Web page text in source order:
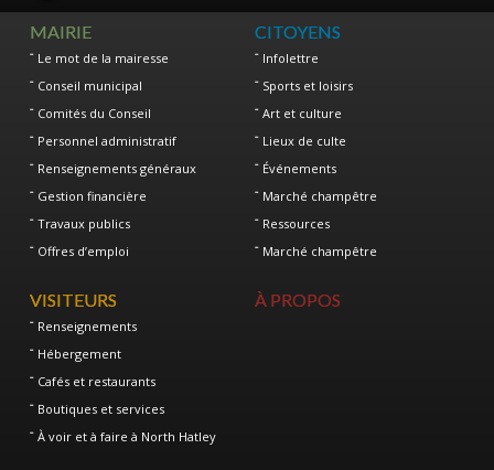
MAIRIE
Le mot de la mairesse
Conseil municipal
Comités du Conseil
Personnel administratif
Renseignements généraux
Gestion financière
Travaux publics
Offres d’emploi
CITOYENS
Infolettre
Sports et loisirs
Art et culture
Lieux de culte
Événements
Marché champêtre
Ressources
Marché champêtre
VISITEURS
Renseignements
Hébergement
Cafés et restaurants
Boutiques et services
À voir et à faire à North Hatley
À PROPOS